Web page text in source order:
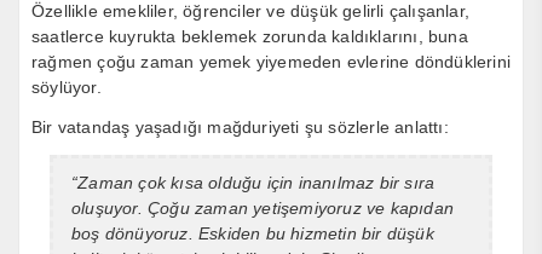
Özellikle emekliler, öğrenciler ve düşük gelirli çalışanlar,
saatlerce kuyrukta beklemek zorunda kaldıklarını, buna
rağmen çoğu zaman yemek yiyemeden evlerine döndüklerini
söylüyor.
Bir vatandaş yaşadığı mağduriyeti şu sözlerle anlattı:
“Zaman çok kısa olduğu için inanılmaz bir sıra
oluşuyor. Çoğu zaman yetişemiyoruz ve kapıdan
boş dönüyoruz. Eskiden bu hizmetin bir düşük